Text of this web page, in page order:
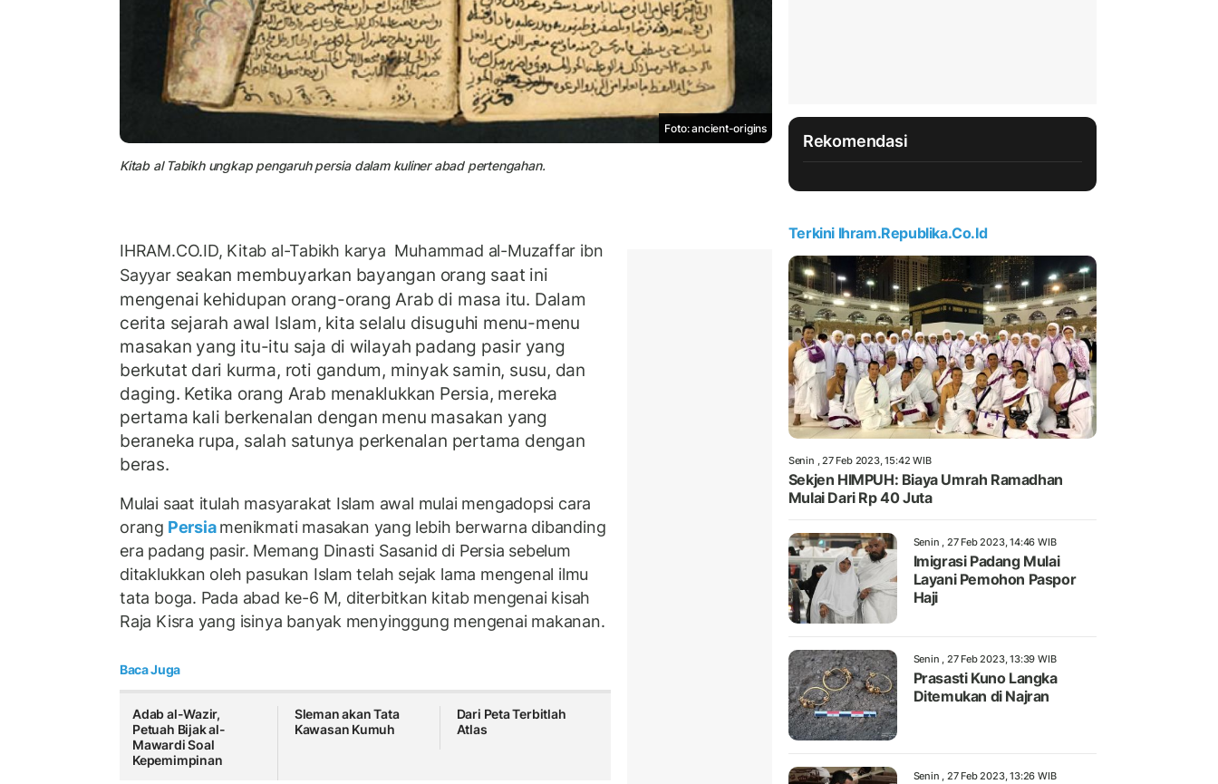
Foto: ancient-origins
Kitab al Tabikh ungkap pengaruh persia dalam kuliner abad pertengahan.
IHRAM.CO.ID, Kitab al-Tabikh karya Muhammad al-Muzaffar ibn
Sayyar seakan membuyarkan bayangan orang saat ini
mengenai kehidupan orang-orang Arab di masa itu. Dalam
cerita sejarah awal Islam, kita selalu disuguhi menu-menu
masakan yang itu-itu saja di wilayah padang pasir yang
berkutat dari kurma, roti gandum, minyak samin, susu, dan
daging. Ketika orang Arab menaklukkan Persia, mereka
pertama kali berkenalan dengan menu masakan yang
beraneka rupa, salah satunya perkenalan pertama dengan
beras.
Mulai saat itulah masyarakat Islam awal mulai mengadopsi cara
orang Persiamenikmati masakan yang lebih berwarna dibanding
era padang pasir. Memang Dinasti Sasanid di Persia sebelum
ditaklukkan oleh pasukan Islam telah sejak lama mengenal ilmu
tata boga. Pada abad ke-6 M, diterbitkan kitab mengenai kisah
Raja Kisra yang isinya banyak menyinggung mengenai makanan.
Baca Juga
Adab al-Wazir,
Petuah Bijak al-
Mawardi Soal
Kepemimpinan
Sleman akan Tata
Kawasan Kumuh
Dari Peta Terbitlah
Atlas
Rekomendasi
Terkini Ihram.republika.co.id
Senin , 27 Feb 2023, 15:42 WIB
Sekjen HIMPUH: Biaya Umrah Ramadhan
Mulai Dari Rp 40 Juta
Senin , 27 Feb 2023, 14:46 WIB
Imigrasi Padang Mulai
Layani Pemohon Paspor
Haji
Senin , 27 Feb 2023, 13:39 WIB
Prasasti Kuno Langka
Ditemukan di Najran
Senin , 27 Feb 2023, 13:26 WIB